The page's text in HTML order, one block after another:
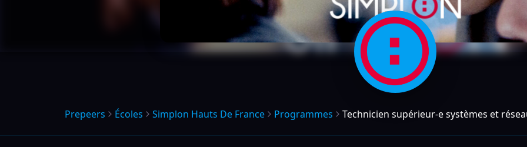
Prepeers Écoles Simplon Hauts De France Programmes Technicien supérieur-e systèmes et